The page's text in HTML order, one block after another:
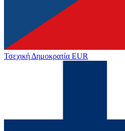
Τσεχική Δημοκρατία EUR